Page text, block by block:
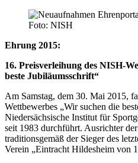
Foto: NISH
Ehrung 2015:
16. Preisverleihung des NISH-
beste Jubiläumsschrift“
Am Samstag, dem 30. Mai 2015,
Wettbewerbes „Wir suchen die
Niedersächsische Institut für
seit 1983 durchführt. Ausrichter
traditionsgemäß der Sieger des
Verein „Eintracht Hildesheim von